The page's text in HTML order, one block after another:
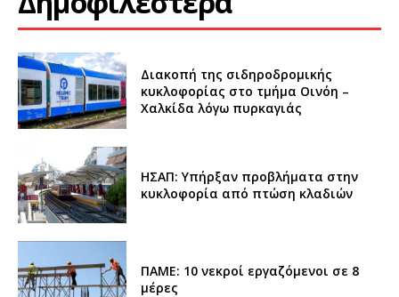
Διακοπή της σιδηροδρομικής
κυκλοφορίας στο τμήμα Οινόη –
Χαλκίδα λόγω πυρκαγιάς
ΗΣΑΠ: Υπήρξαν προβλήματα στην
κυκλοφορία από πτώση κλαδιών
ΠΑΜΕ: 10 νεκροί εργαζόμενοι σε 8
μέρες